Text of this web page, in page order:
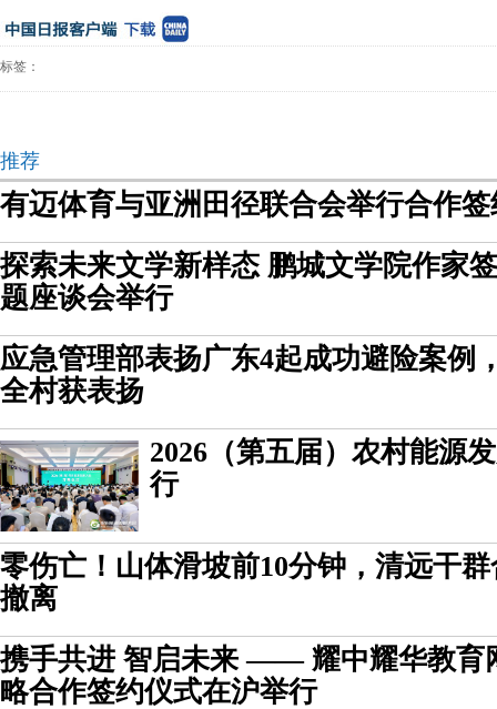
标签：
推荐
有迈体育与亚洲田径联合会举行合作
探索未来文学新样态 鹏城文学院作家
题座谈会举行
应急管理部表扬广东4起成功避险案例
全村获表扬
2026（第五届）农村能源
行
零伤亡！山体滑坡前10分钟，清远干
撤离
携手共进 智启未来 —— 耀中耀华教育
略合作签约仪式在沪举行